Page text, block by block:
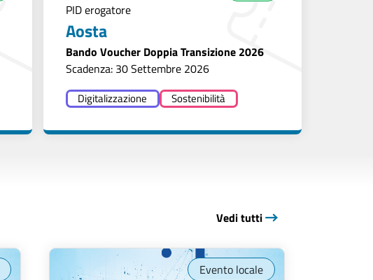
PID erogatore
Aosta
Bando Voucher Doppia Transizione 2026
Scadenza: 30 Settembre 2026
Digitalizzazione Sostenibilità
Vedi tutti
Evento locale